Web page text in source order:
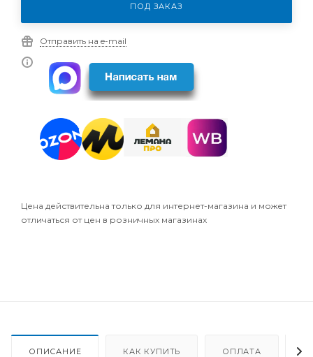
ПОД ЗАКАЗ
Отправить на e-mail
Цена действительна только для интернет-магазина и может
отличаться от цен в розничных магазинах
ОПИСАНИЕ КАК КУПИТЬ ОПЛАТА